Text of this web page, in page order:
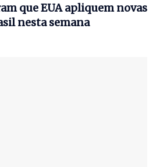
que EUA apliquem novas
nesta semana